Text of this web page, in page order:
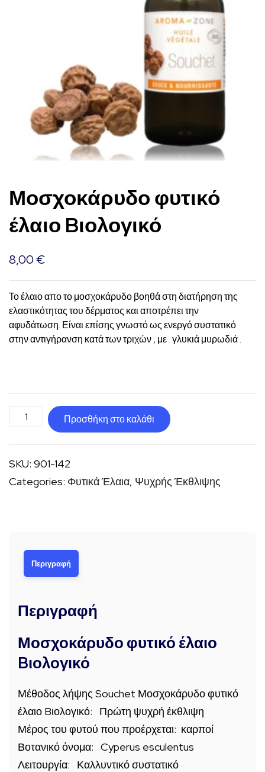
Μοσχοκάρυδο φυτικό
έλαιο Bιολογικό
8,00€
Το έλαιο απο το μοσχοκάρυδο βοηθά στη διατήρηση της
ελαστικότητας του δέρματος και αποτρέπει την
αφυδάτωση. Είναι επίσης γνωστό ως ενεργό συστατικό
στην αντιγήρανση κατά των τριχών , με γλυκιά μυρωδιά .
Μοσχοκάρυδο
φυτικό
έλαιο
Bιολογικό
ποσότητα
Προσθήκη στο καλάθι
SKU: 901-142
Categories: Φυτικά Έλαια, Ψυχρής Έκθλιψης
Περιγραφή
Περιγραφή
Μοσχοκάρυδο φυτικό έλαιο
Bιολογικό
Μέθοδος λήψης Souchet Μοσχοκάρυδο φυτικό
έλαιο Bιολογικό: Πρώτη ψυχρή έκθλιψη
Μέρος του φυτού που προέρχεται: καρποί
Βοτανικό όνομα: Cyperus esculentus
Λειτουργία: Καλλυντικό συστατικό